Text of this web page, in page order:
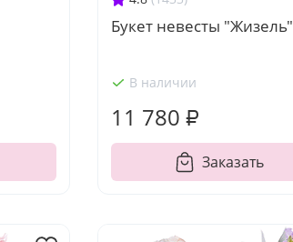
Букет невесты "Жизель"
В наличии
11 780 ₽
Заказать